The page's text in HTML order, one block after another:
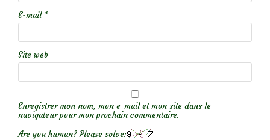
E-mail *
Site web
Enregistrer mon nom, mon e-mail et mon site dans le
navigateur pour mon prochain commentaire.
Are you human? Please solve: